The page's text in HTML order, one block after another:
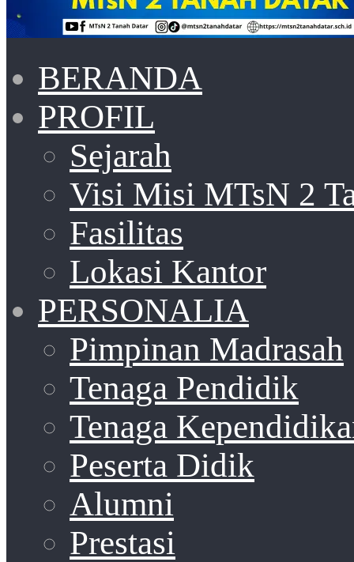
BERANDA
PROFIL
Sejarah
Visi Misi MTsN 2
Fasilitas
Lokasi Kantor
PERSONALIA
Pimpinan Madrasah
Tenaga Pendidik
Tenaga
Peserta Didik
Alumni
Prestasi